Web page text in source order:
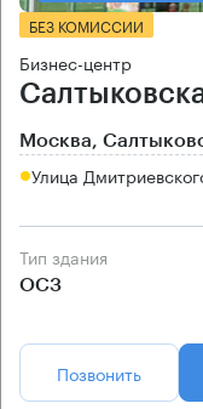
БЕЗ КОМИССИИ
Бизнес-центр
Москва,
Улица
Тип здания
ОСЗ
Позвонить